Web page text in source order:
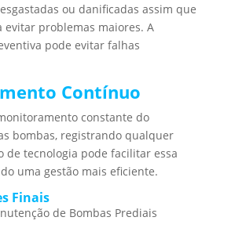
ou danificadas assim que
evitar problemas maiores. A
pode evitar falhas
Contínuo
constante do
bombas, registrando qualquer
de tecnologia pode facilitar essa
uma gestão mais eficiente.
Finais
de Bombas Prediais